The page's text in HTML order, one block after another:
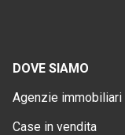
DOVE SIAMO
Agenzie immobiliari
Case in vendita